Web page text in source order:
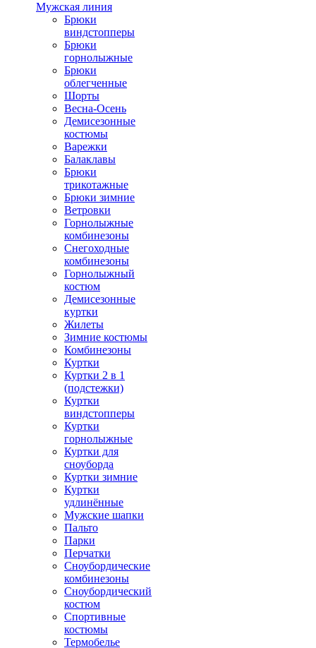
Мужская линия
Брюки
виндстопперы
Брюки
горнолыжные
Брюки
облегченные
Шорты
Весна-Осень
Демисезонные
костюмы
Варежки
Балаклавы
Брюки
трикотажные
Брюки зимние
Ветровки
Горнолыжные
комбинезоны
Снегоходные
комбинезоны
Горнолыжный
костюм
Демисезонные
куртки
Жилеты
Зимние костюмы
Комбинезоны
Куртки
Куртки 2 в 1
(подстежки)
Куртки
виндстопперы
Куртки
горнолыжные
Куртки для
сноуборда
Куртки зимние
Куртки
удлинённые
Мужские шапки
Пальто
Парки
Перчатки
Сноубордические
комбинезоны
Сноубордический
костюм
Спортивные
костюмы
Термобелье